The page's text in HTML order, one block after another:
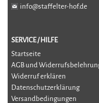
info@staffelter-hof.de
SERVICE / HILFE
Startseite
AGB und
Widerruf erklären
Datenschutzerklärung
Versandbedingungen